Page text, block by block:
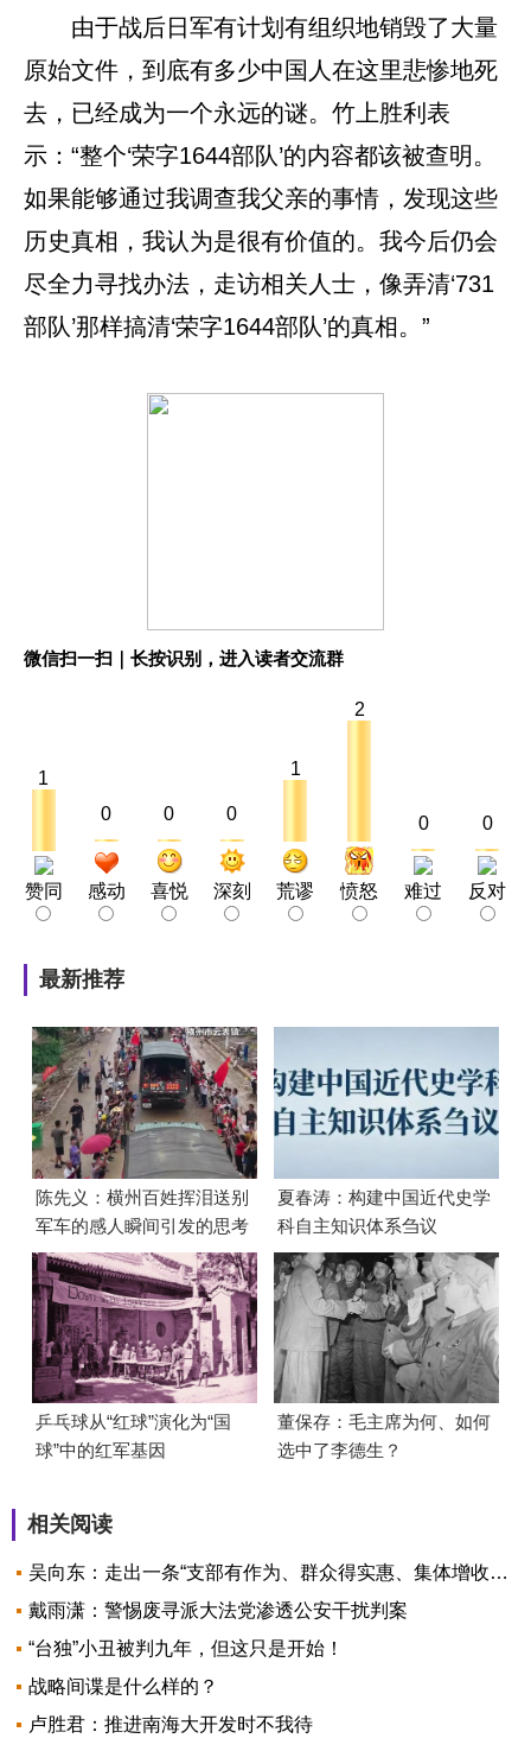
由于战后日军有计划有组织地销毁了大量
原始文件，到底有多少中国人在这里悲惨地死
去，已经成为一个永远的谜。竹上胜利表
示：“整个‘荣字1644部队’的内容都该被查明。
如果能够通过我调查我父亲的事情，发现这些
历史真相，我认为是很有价值的。我今后仍会
尽全力寻找办法，走访相关人士，像弄清‘731
部队’那样搞清‘荣字1644部队’的真相。”
微信扫一扫｜长按识别，进入读者交流群
1
赞同
0
感动
0
喜悦
0
深刻
1
荒谬
2
愤怒
0
难过
0
反对
最新推荐
陈先义：横州百姓挥泪送别
军车的感人瞬间引发的思考
夏春涛：构建中国近代史学
科自主知识体系刍议
乒乓球从“红球”演化为“国
球”中的红军基因
董保存：毛主席为何、如何
选中了李德生？
相关阅读
吴向东：走出一条“支部有作为、群众得实惠、集体增收入、农业大发展”的保定特色乡村振兴之路
戴雨潇：警惕废寻派大法党渗透公安干扰判案
“台独”小丑被判九年，但这只是开始！
战略间谍是什么样的？
卢胜君：推进南海大开发时不我待